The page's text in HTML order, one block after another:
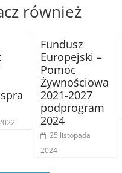
również
Fundusz
Europejski –
Pomoc
Żywnościowa
2021-2027
podprogram
2024
25 listopada
2024